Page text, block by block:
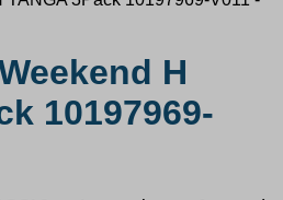
H
10197969-